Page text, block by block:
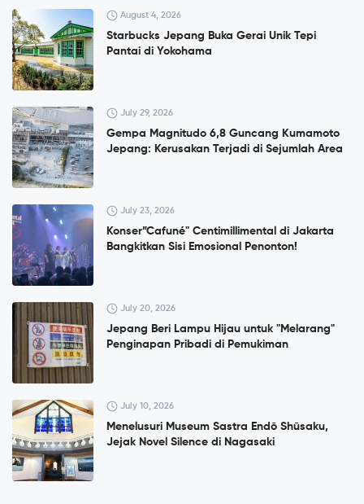
August 4, 2026
Starbucks Jepang Buka Gerai Unik Tepi
Pantai di Yokohama
July 29, 2026
Gempa Magnitudo 6,8 Guncang Kumamoto
Jepang: Kerusakan Terjadi di Sejumlah Area
July 23, 2026
Konser”Cafuné" Centimillimental di Jakarta
Bangkitkan Sisi Emosional Penonton!
July 20, 2026
Jepang Beri Lampu Hijau untuk "Melarang"
Penginapan Pribadi di Pemukiman
July 10, 2026
Menelusuri Museum Sastra Endō Shūsaku,
Jejak Novel Silence di Nagasaki